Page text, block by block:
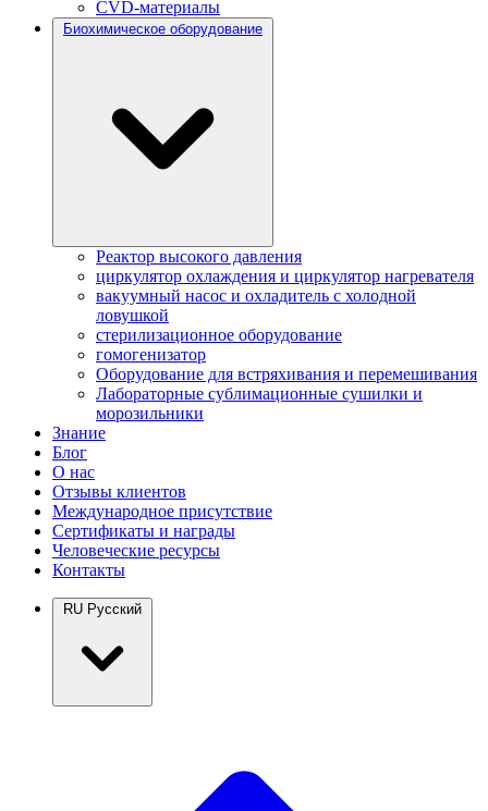
CVD-материалы
Биохимическое оборудование
Реактор высокого давления
циркулятор охлаждения и циркулятор нагревателя
вакуумный насос и охладитель с холодной
ловушкой
стерилизационное оборудование
гомогенизатор
Оборудование для встряхивания и перемешивания
Лабораторные сублимационные сушилки и
морозильники
Знание
Блог
О нас
Отзывы клиентов
Международное присутствие
Сертификаты и награды
Человеческие ресурсы
Контакты
RU Русский